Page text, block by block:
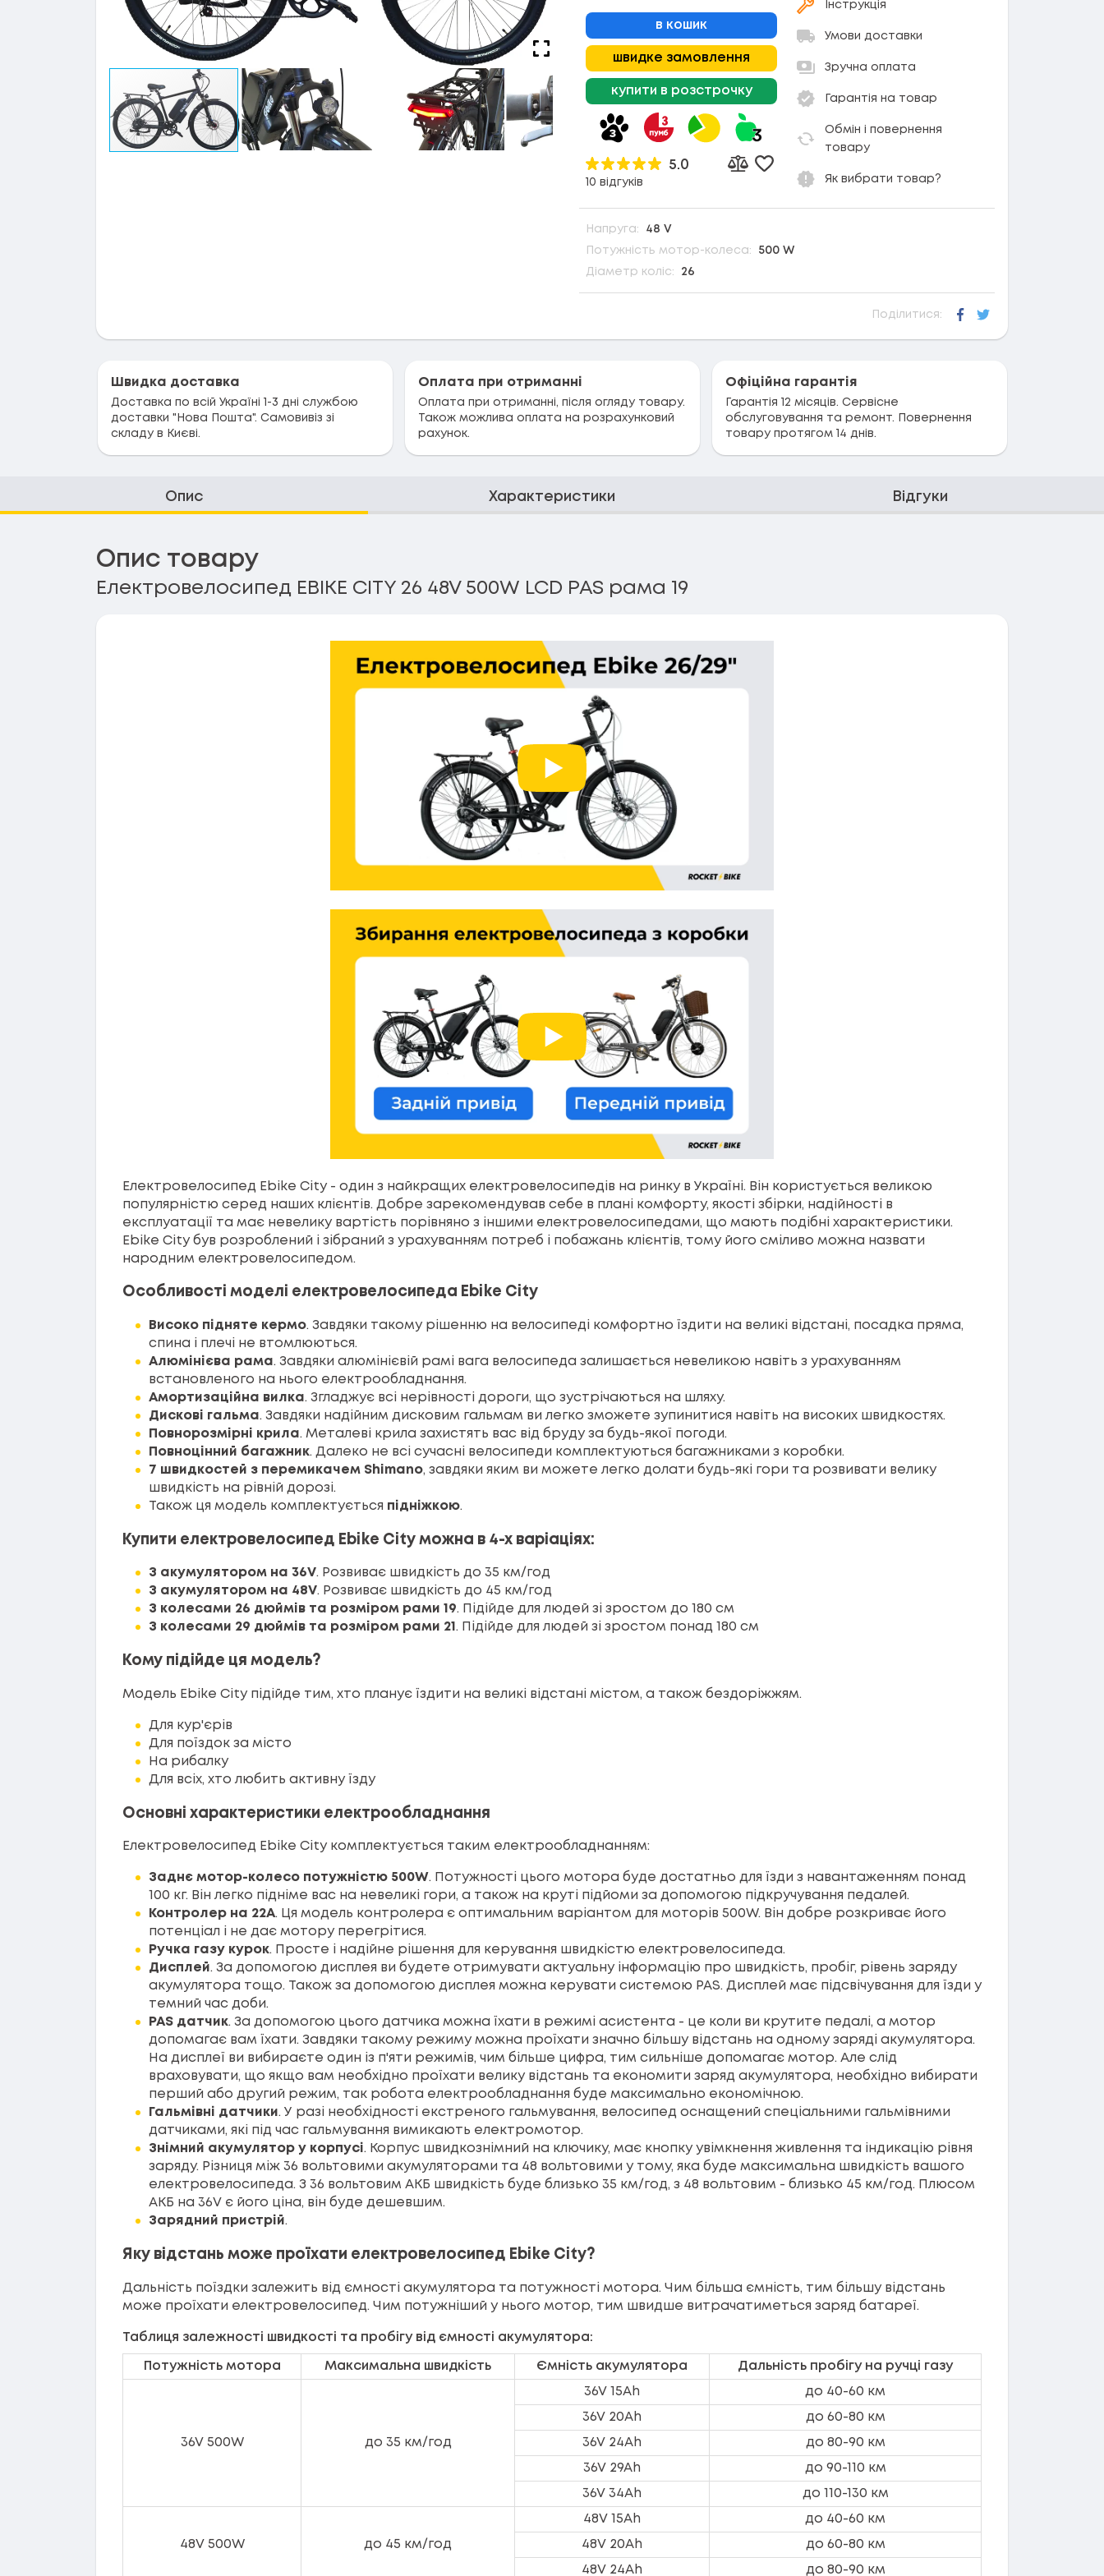
в кошик
швидке замовлення
купити в розстрочку
5.0
10 відгуків
Додати до порівняння
Додати в обране
Інструкція
Умови доставки
Зручна оплата
Гарантія на товар
Обмін і повернення
товару
Як вибрати товар?
Напруга: 48 V
Потужність мотор-колеса: 500 W
Діаметр коліс: 26
Поділитися:
Facebook
Twitter
Швидка доставка
Доставка по всій Україні 1-3 дні службою
доставки "Нова Пошта". Самовивіз зі
складу в Києві.
Оплата при отриманні
Оплата при отриманні, після огляду товару.
Також можлива оплата на розрахунковий
рахунок.
Офіційна гарантія
Гарантія 12 місяців. Сервісне
обслуговування та ремонт. Повернення
товару протягом 14 днів.
Опис Характеристики Відгуки
Опис товару
Електровелосипед EBIKE CITY 26 48V 500W LCD PAS рама 19
Електровелосипед Ebike City - один з найкращих електровелосипедів на ринку в Україні. Він користується великою
популярністю серед наших клієнтів. Добре зарекомендував себе в плані комфорту, якості збірки, надійності в
експлуатації та має невелику вартість порівняно з іншими електровелосипедами, що мають подібні характеристики.
Ebike City був розроблений і зібраний з урахуванням потреб і побажань клієнтів, тому його сміливо можна назвати
народним електровелосипедом.
Особливості моделі електровелосипеда Ebike City
Високо підняте кермо. Завдяки такому рішенню на велосипеді комфортно їздити на великі відстані, посадка пряма,
спина і плечі не втомлюються.
Алюмінієва рама. Завдяки алюмінієвій рамі вага велосипеда залишається невеликою навіть з урахуванням
встановленого на нього електрообладнання.
Амортизаційна вилка. Згладжує всі нерівності дороги, що зустрічаються на шляху.
Дискові гальма. Завдяки надійним дисковим гальмам ви легко зможете зупинитися навіть на високих швидкостях.
Повнорозмірні крила. Металеві крила захистять вас від бруду за будь-якої погоди.
Повноцінний багажник. Далеко не всі сучасні велосипеди комплектуються багажниками з коробки.
7 швидкостей з перемикачем Shimano, завдяки яким ви можете легко долати будь-які гори та розвивати велику
швидкість на рівній дорозі.
Також ця модель комплектується підніжкою.
Купити електровелосипед Ebike City можна в 4-х варіаціях:
З акумулятором на 36V. Розвиває швидкість до 35 км/год
З акумулятором на 48V. Розвиває швидкість до 45 км/год
З колесами 26 дюймів та розміром рами 19. Підійде для людей зі зростом до 180 см
З колесами 29 дюймів та розміром рами 21 . Підійде для людей зі зростом понад 180 см
Кому підійде ця модель?
Модель Ebike City підійде тим, хто планує їздити на великі відстані містом, а також бездоріжжям.
Для кур'єрів
Для поїздок за місто
На рибалку
Для всіх, хто любить активну їзду
Основні характеристики електрообладнання
Електровелосипед Ebike City комплектується таким електрообладнанням:
Заднє мотор-колесо потужністю 500W. Потужності цього мотора буде достатньо для їзди з навантаженням понад
100 кг. Він легко підніме вас на невеликі гори, а також на круті підйоми за допомогою підкручування педалей.
Контролер на 22А. Ця модель контролера є оптимальним варіантом для моторів 500W. Він добре розкриває його
потенціал і не дає мотору перегрітися.
Ручка газу курок. Просте і надійне рішення для керування швидкістю електровелосипеда.
Дисплей. За допомогою дисплея ви будете отримувати актуальну інформацію про швидкість, пробіг, рівень заряду
акумулятора тощо. Також за допомогою дисплея можна керувати системою PAS. Дисплей має підсвічування для їзди у
темний час доби.
PAS датчик. За допомогою цього датчика можна їхати в режимі асистента - це коли ви крутите педалі, а мотор
допомагає вам їхати. Завдяки такому режиму можна проїхати значно більшу відстань на одному заряді акумулятора.
На дисплеї ви вибираєте один із п'яти режимів, чим більше цифра, тим сильніше допомагає мотор. Але слід
враховувати, що якщо вам необхідно проїхати велику відстань та економити заряд акумулятора, необхідно вибирати
перший або другий режим, так робота електрообладнання буде максимально економічною.
Гальмівні датчики. У разі необхідності екстреного гальмування, велосипед оснащений спеціальними гальмівними
датчиками, які під час гальмування вимикають електромотор.
Знімний акумулятор у корпусі. Корпус швидкознімний на ключику, має кнопку увімкнення живлення та індикацію рівня
заряду. Різниця між 36 вольтовими акумуляторами та 48 вольтовими у тому, яка буде максимальна швидкість вашого
електровелосипеда. З 36 вольтовим АКБ швидкість буде близько 35 км/год, з 48 вольтовим - близько 45 км/год. Плюсом
АКБ на 36V є його ціна, він буде дешевшим.
Зарядний пристрій.
Яку відстань може проїхати електровелосипед Ebike City?
Дальність поїздки залежить від ємності акумулятора та потужності мотора. Чим більша ємність, тим більшу відстань
може проїхати електровелосипед. Чим потужніший у нього мотор, тим швидше витрачатиметься заряд батареї.
Таблиця залежності швидкості та пробігу від ємності акумулятора:
Потужність мотора Максимальна швидкість Ємність акумулятора Дальність пробігу на ручці газу
36V 500W до 35 км/год
36V 15Ah до 40-60 км
36V 20Ah до 60-80 км
36V 24Ah до 80-90 км
36V 29Ah до 90-110 км
36V 34Ah до 110-130 км
48V 500W до 45 км/год
48V 15Ah до 40-60 км
48V 20Ah до 60-80 км
48V 24Ah до 80-90 км